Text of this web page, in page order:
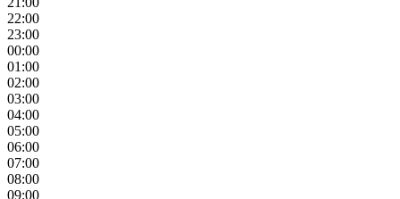
22:00
23:00
00:00
01:00
02:00
03:00
04:00
05:00
06:00
07:00
08:00
09:00